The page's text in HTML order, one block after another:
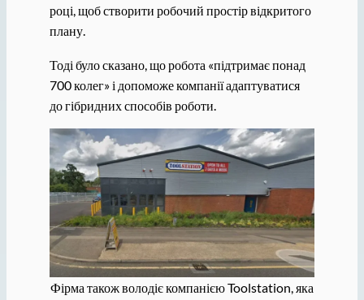
році, щоб створити робочий простір відкритого
плану.
Тоді було сказано, що робота «підтримає понад
700 колег» і допоможе компанії адаптуватися
до гібридних способів роботи.
Фірма також володіє компанією Toolstation, яка